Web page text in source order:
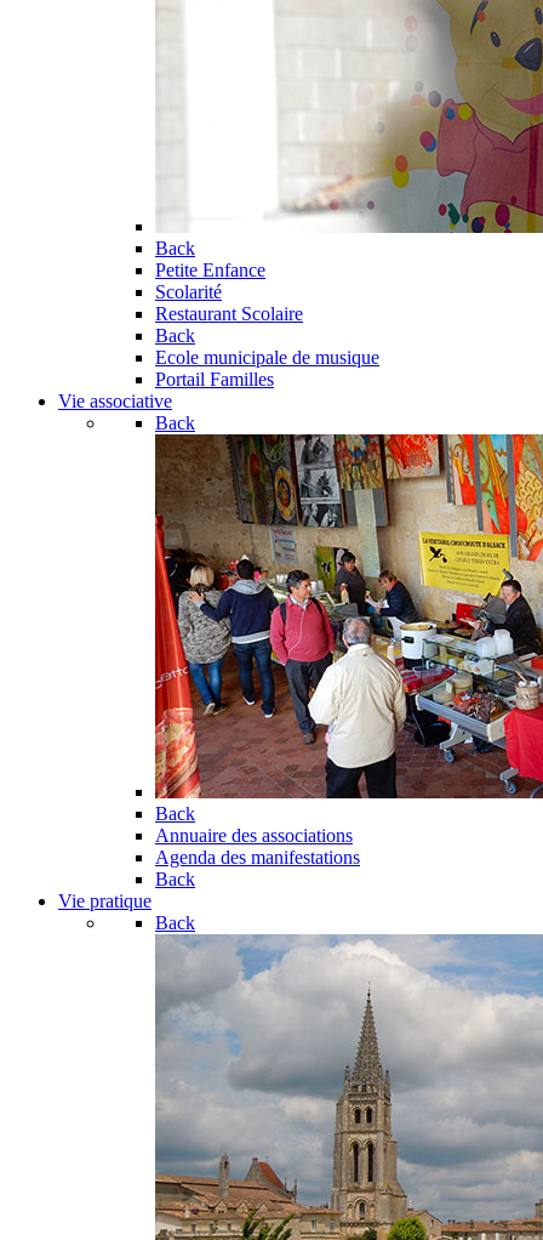
Back
Petite Enfance
Scolarité
Restaurant Scolaire
Back
Ecole municipale de musique
Portail Familles
Vie associative
Back
Back
Annuaire des associations
Agenda des manifestations
Back
Vie pratique
Back